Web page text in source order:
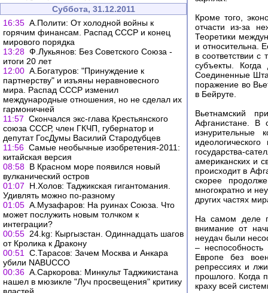
Суббота, 31.12.2011
16:35 А.Полити: От холодной войны к
горячим финансам. Распад СССР и конец
мирового порядка
13:28 Ф.Лукьянов: Без Советского Союза -
итоги 20 лет
12:00 А.Богатуров: "Принуждение к
партнерству" и изъяны неравновесного
мира. Распад СССР изменил
международные отношения, но не сделал их
гармоничней
11:57 Скончался экс-глава Крестьянского
союза СССР, член ГКЧП, губернатор и
депутат ГосДумы Василий Стародубцев
11:56 Самые необычные изобретения-2011:
китайская версия
08:58 В Красном море появился новый
вулканический остров
01:07
Н.Холов: Таджикская гигантомания.
Удивлять можно по-разному
01:05 А.Музафаров: На руинах Союза. Что
может послужить новым толчком к
интеграции?
00:55 24.kg: Кыргызстан. Одиннадцать шагов
от Кролика к Дракону
00:51
С.Тарасов: Зачем Москва и Анкара
убили NABUCCO
00:36 А.Саркорова: Минкульт Таджикистана
нашел в мюзикле "Луч просвещения" критику
Кроме того,
отчасти из-за
Теоретики
и относительна.
в соответствии с
субъекты.
Соединенные
поражение во
в Бейруте.
Вьетнамский
Афганистане. В
изнурительные
государства-
американских и
происходит в
скорее
многократно и
других частях
На самом деле
внимание от
неудач были
–
Европе без
репрессиях и
прошлого. Когда
краху всей